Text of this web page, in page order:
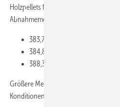
Holzpellets folgende regionale
Abnahmemenge von 6 t):
383,71 Euro/t in Nord- und
384,87 Euro/t in
388,35 Euro/t in
Größere Mengen (26 t) werden im Mai
Konditionen gehandelt: